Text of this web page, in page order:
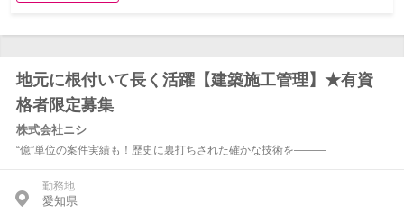
地元に根付いて長く活躍【建築施工管理】★有資
格者限定募集
株式会社ニシ
“億”単位の案件実績も！歴史に裏打ちされた確かな技術を―――
勤務地
愛知県